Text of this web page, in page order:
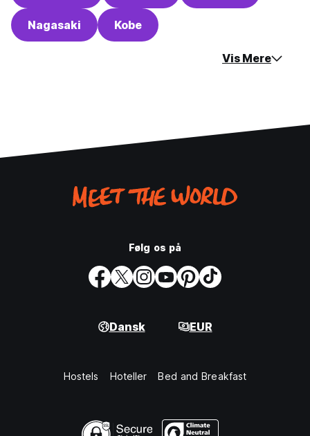
Nagasaki Kobe
Vis Mere
Følg os på
Dansk EUR
Hostels Hoteller Bed and Breakfast